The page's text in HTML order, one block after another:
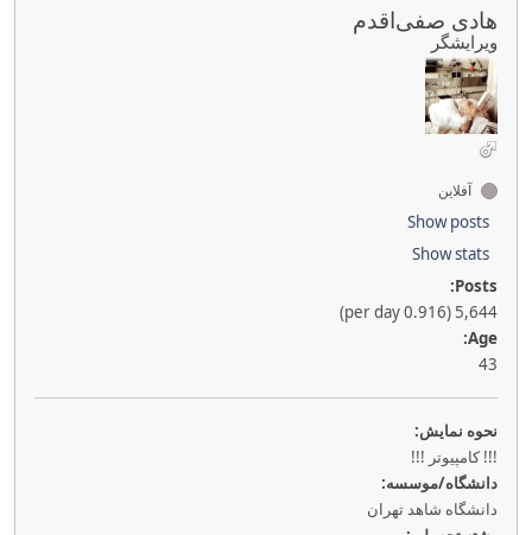
هادی صفی‌اقدم
ویرایشگر
آفلاین
Show posts
Show stats
Posts:
5,644 (0.916 per day)
Age:
43
نحوه نمايش:
!!! کامپیوتر !!!
دانشگاه/موسسه:
دانشگاه شاهد تهران